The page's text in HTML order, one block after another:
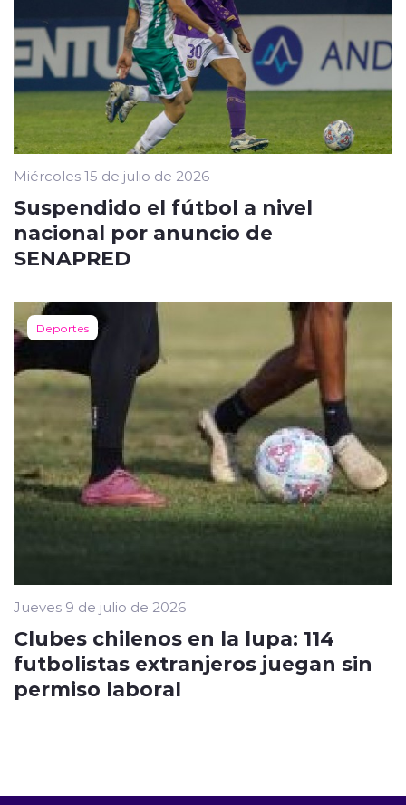
Miércoles 15 de julio de 2026
Suspendido el fútbol a nivel
nacional por anuncio de
SENAPRED
Deportes
Jueves 9 de julio de 2026
Clubes chilenos en la lupa: 114
futbolistas extranjeros juegan sin
permiso laboral